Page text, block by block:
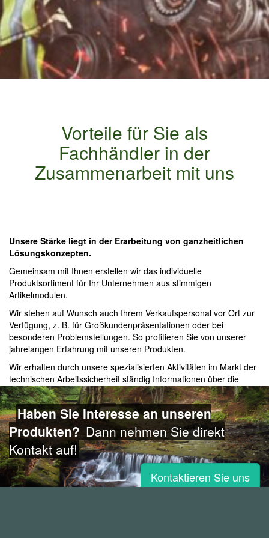
Vorteile für Sie als
Fachhändler in der
Zusammenarbeit mit uns
Unsere Stärke liegt in der Erarbeitung von ganzheitlichen
Lösungskonzepten.
Gemeinsam mit Ihnen erstellen wir das individuelle
Produktsortiment für Ihr Unternehmen aus stimmigen
Artikelmodulen.
Wir stehen auf Wunsch auch Ihrem Verkaufspersonal vor Ort zur
Verfügung, z. B. für Großkundenpräsentationen oder bei
besonderen Problemstellungen. So profitieren Sie von unserer
jahrelangen Erfahrung mit unseren Produkten.
Wir erhalten durch unsere spezialisierten Aktivitäten im Markt der
technischen Arbeitssicherheit ständig Informationen über die
Bedürfnisse der Endkunden, die wir in unsere Produktentwicklung
einfließen lassen. So können Sie sicher sein, Ihren Kunden
technisch ausgereifte und aktuelle Ware zu liefern.
Selbstverständlich übernehmen wir auch bundesweit Wartungs-
und Servicearbeiten für unsere Produkte, die über Sie
abgerechnet werden können.
Bei allen Aktivitäten gilt selbstverständlich: Ihr Kunde bleibt
Ihr Kunde!
Haben Sie Interesse an unseren
Produkten? Dann nehmen Sie direkt
Kontakt auf!
Kontaktieren Sie uns